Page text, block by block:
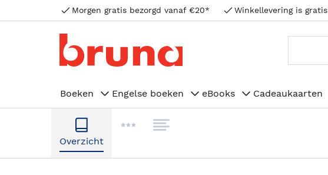
Morgen gratis bezorgd vanaf €20* Winkellevering is gratis
Boeken Engelse boeken eBooks Cadeaukaarten
Overzicht